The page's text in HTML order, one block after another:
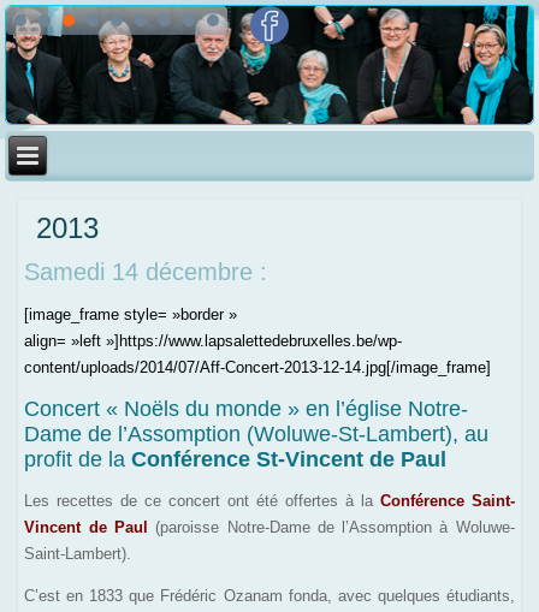
2013
Samedi 14 décembre :
[image_frame style= »border »
align= »left »]https://www.lapsalettedebruxelles.be/wp-
content/uploads/2014/07/Aff-Concert-2013-12-14.jpg[/image_frame]
Concert « Noëls du monde » en l’église Notre-
Dame de l’Assomption (Woluwe-St-Lambert), au
profit de laConférence St-Vincent de Paul
Les recettes de ce concert ont été offertes à la Conférence Saint-
Vincent de Paul
(paroisse Notre-Dame de l’Assomption à Woluwe-
Saint-Lambert).
C’est en 1833 que Frédéric Ozanam fonda, avec quelques étudiants,